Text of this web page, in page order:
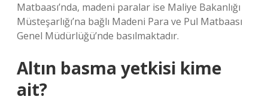
Matbaası’nda, madeni paralar ise Maliye Bakanlığı
Müsteşarlığı’na bağlı Madeni Para ve Pul Matbaası
Genel Müdürlüğü’nde basılmaktadır.
Altın basma yetkisi kime
ait?